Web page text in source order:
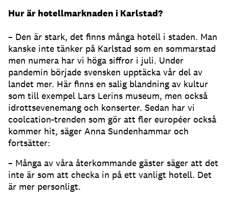
Hur är hotellmarknaden i Karlstad?
– Den är stark, det finns många hotell i staden. Man
kanske inte tänker på Karlstad som en sommarstad
men numera har vi höga siffror i juli. Under
pandemin började svensken upptäcka vår del av
landet mer. Här finns en salig blandning av kultur
som till exempel Lars Lerins museum, men också
idrottsevenemang och konserter. Sedan har vi
coolcation-trenden som gör att fler européer också
kommer hit, säger Anna Sundenhammar och
fortsätter:
– Många av våra återkommande gäster säger att det
inte är som att checka in på ett vanligt hotell. Det
är mer personligt.